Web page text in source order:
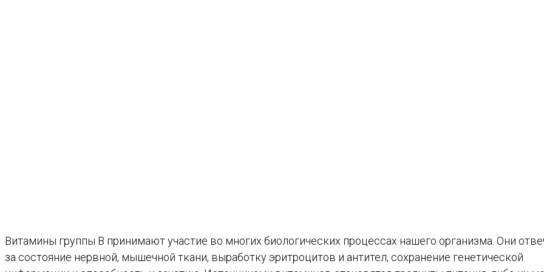
Витамины группы B принимают участие во многих биологических процессах нашего организма. Они
за состояние нервной, мышечной ткани, выработку эритроцитов и антител, сохранение генетической